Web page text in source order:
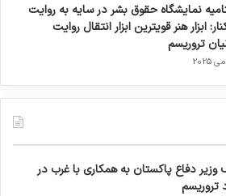
نمایشگاه حقوق بشر در سایه به روایت
ابزار هنر قویترین ابزار انتقال روایت
تروریسم
وزیر دفاع پاکستان به همکاری با غرب در
تروریسم